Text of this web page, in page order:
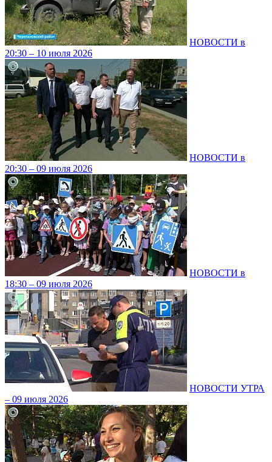
НОВОСТИ в
20:30 – 10 июля 2026
НОВОСТИ в
20:30 – 09 июля 2026
НОВОСТИ в
18:30 – 09 июля 2026
НОВОСТИ УТРА
– 09 июля 2026